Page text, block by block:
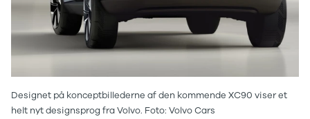
Privatleasing
Tilbud
Renault
Twingo
Modeller
Anmeldelser
Privatleasing
Puma
S-Max
Ranger
Ranger
Transit
Courier
Transit
Designet på konceptbillederne af den kommende XC90 viser et
helt nyt designsprog fra Volvo. Foto: Volvo Cars